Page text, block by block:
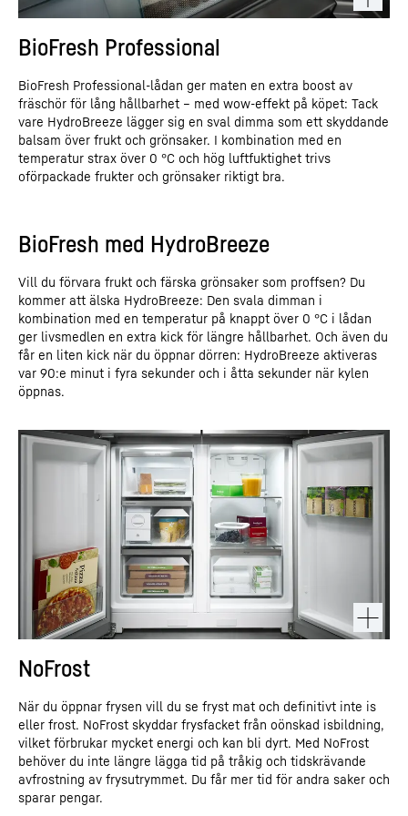
Irland; moderbolag: Google LLC, 1600 Amphitheatre Parkway, Mountain View, CA 94043,
till Google sker på grundval av Europeiska kommissionens beslut om adekvat skyddsnivå
av den 10 juli 2023 (EU-U.S. Data Privacy Framework).
BioFresh Professional
BioFresh Professional-lådan ger maten en extra boost av
fräschör för lång hållbarhet – med wow-effekt på köpet: Tack
vare HydroBreeze lägger sig en sval dimma som ett skyddande
balsam över frukt och grönsaker. I kombination med en
temperatur strax över 0 °C och hög luftfuktighet trivs
oförpackade frukter och grönsaker riktigt bra.
överförs dina uppgifter – inklusive din IP-adress – till Google och
kan komma att lagras och behandlas av Google, även för egna
ändamål, utanför EU eller EEA och därmed i ett tredje land – i
synnerhet i USA**. Vi har inget inflytande över ytterligare
uppgiftsbehandling som görs av Google.
Genom att klicka på “GODKÄNN” samtycker du till
uppgiftsöverföringen till Google för denna video i enlighet med
artikel 6.1 a i GDPR. Om du i framtiden inte vill lämna ditt samtycke
till varje enskild YouTube-video för sig och vill kunna ladda dem
tillhörande uppgiftsöverföringar till Google för alla andra YouTube-
videor som du finner på vår webbplats i framtiden.
Du kan när som helst med framtida verkan återkalla samtycken
som du har lämnat och på så vis förhindra ytterligare överföring av
dina uppgifter. Det gör du genom att avmarkera respektive tjänst
under ”Diverse tjänster (valfritt)” i
inställningarna(senare även
åtkomliga via ”Sekretessinställningar” i sidfoten på vår
Mer information finns i vårdataskyddsinformationoch i Googles
integritetspolicy
*Google Ireland Limited, Gordon House, Barrow Street, Dublin 4,
Irland; moderbolag: Google LLC, 1600 Amphitheatre Parkway, Mountain View, CA 94043,
** Observera: Den uppgiftsöverföring till USA som är kopplad till uppgiftsöverföringen
till Google sker på grundval av Europeiska kommissionens beslut om adekvat skyddsnivå
av den 10 juli 2023 (EU-U.S. Data Privacy Framework).
BioFresh med HydroBreeze
Vill du förvara frukt och färska grönsaker som proffsen? Du
kommer att älska HydroBreeze: Den svala dimman i
kombination med en temperatur på knappt över 0 °C i lådan
ger livsmedlen en extra kick för längre hållbarhet. Och även du
får en liten kick när du öppnar dörren: HydroBreeze aktiveras
var 90:e minut i fyra sekunder och i åtta sekunder när kylen
öppnas.
NoFrost
När du öppnar frysen vill du se fryst mat och definitivt inte is
eller frost. NoFrost skyddar frysfacket från oönskad isbildning,
vilket förbrukar mycket energi och kan bli dyrt. Med NoFrost
behöver du inte längre lägga tid på tråkig och tidskrävande
avfrostning av frysutrymmet. Du får mer tid för andra saker och
sparar pengar.